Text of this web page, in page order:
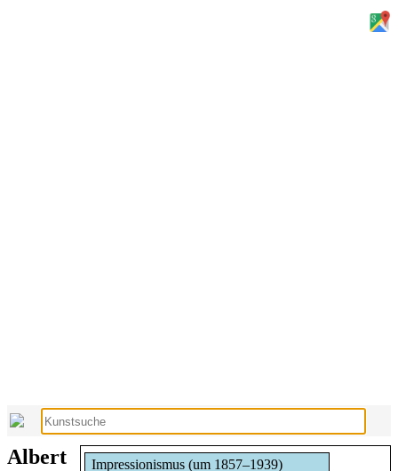
Impressionismus (um 1857–1939)
Albert